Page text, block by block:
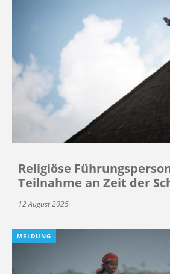
Religiöse
Teilnahme an Zeit der
12 August 2025
MELDUNG